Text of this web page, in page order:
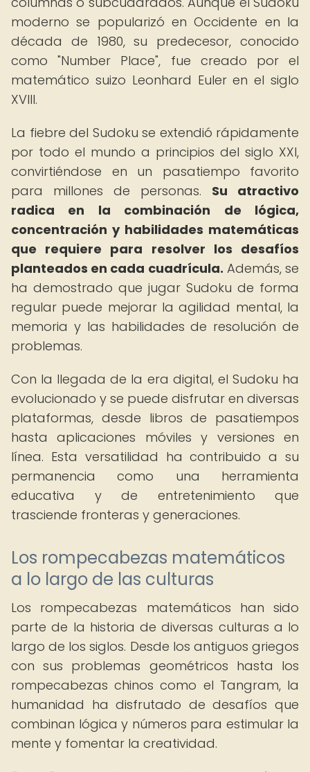
moderno se popularizó en Occidente en la
década de 1980, su predecesor, conocido
como "Number Place", fue creado por el
matemático suizo Leonhard Euler en el siglo
XVIII.
La fiebre del Sudoku se extendió rápidamente
por todo el mundo a principios del siglo XXI,
convirtiéndose en un pasatiempo favorito
para millones de personas. Su atractivo
radica en la combinación de lógica,
concentración y habilidades matemáticas
que requiere para resolver los desafíos
planteados en cada cuadrícula. Además, se
ha demostrado que jugar Sudoku de forma
regular puede mejorar la agilidad mental, la
memoria y las habilidades de resolución de
problemas.
Con la llegada de la era digital, el Sudoku ha
evolucionado y se puede disfrutar en diversas
plataformas, desde libros de pasatiempos
hasta aplicaciones móviles y versiones en
línea. Esta versatilidad ha contribuido a su
permanencia como una herramienta
educativa y de entretenimiento que
trasciende fronteras y generaciones.
Los rompecabezas matemáticos
a lo largo de las culturas
Los rompecabezas matemáticos han sido
parte de la historia de diversas culturas a lo
largo de los siglos. Desde los antiguos griegos
con sus problemas geométricos hasta los
rompecabezas chinos como el Tangram, la
humanidad ha disfrutado de desafíos que
combinan lógica y números para estimular la
mente y fomentar la creatividad.